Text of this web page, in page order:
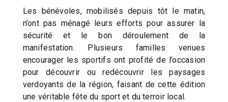
Les bénévoles, mobilisés depuis tôt le matin,
n’ont pas ménagé leurs efforts pour assurer la
sécurité et le bon déroulement de la
manifestation. Plusieurs familles venues
encourager les sportifs ont profité de l’occasion
pour découvrir ou redécouvrir les paysages
verdoyants de la région, faisant de cette édition
une véritable fête du sport et du terroir local.